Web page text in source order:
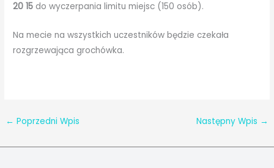
20 15 do wyczerpania limitu miejsc (150 osób).
Na mecie na wszystkich uczestników będzie czekała
rozgrzewająca grochówka.
← Poprzedni Wpis Następny Wpis →